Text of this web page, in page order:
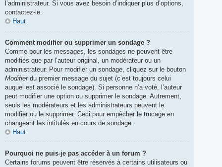
l’administrateur. Si vous avez besoin d’indiquer plus d’options,
contactez-le.
Haut
Comment modifier ou supprimer un sondage ?
Comme pour les messages, les sondages ne peuvent être
modifiés que par l’auteur original, un modérateur ou un
administrateur. Pour modifier un sondage, cliquez sur le bouton
Modifierdu premier message du sujet (c’est toujours celui
auquel est associé le sondage). Si personne n’a voté, l’auteur
peut modifier une option ou supprimer le sondage. Autrement,
seuls les modérateurs et les administrateurs peuvent le
modifier ou le supprimer. Ceci pour empêcher le trucage en
changeant les intitulés en cours de sondage.
Haut
Pourquoi ne puis-je pas accéder à un forum ?
Certains forums peuvent être réservés à certains utilisateurs ou